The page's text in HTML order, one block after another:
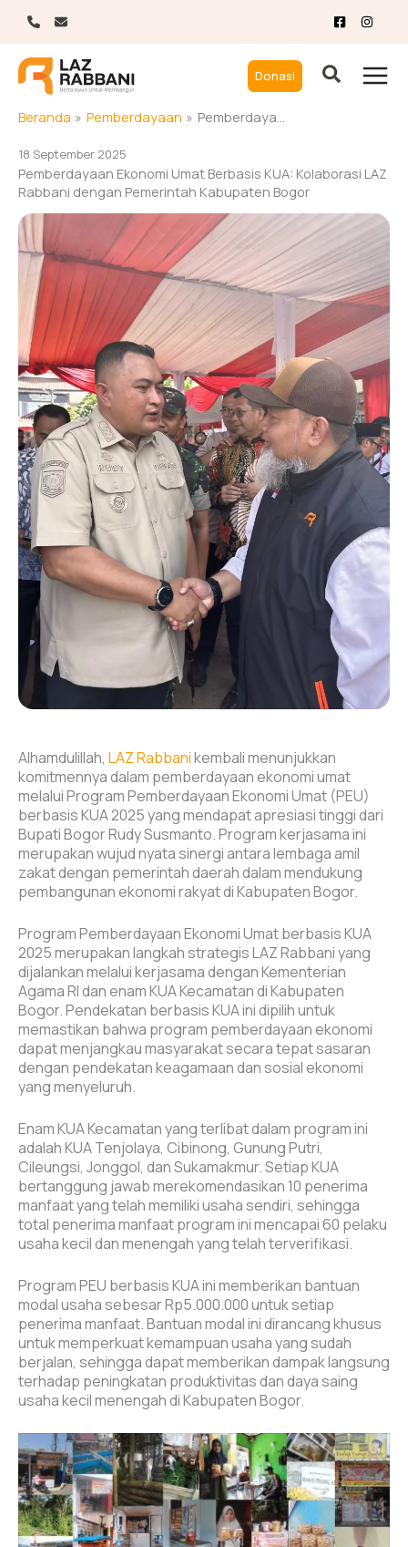
Donasi
Beranda Pemberdayaan Pemberdayaan Ekonomi Umat Berbasis KUA: Kolaborasi LAZ Rabbani dengan Pemerintah Kabupaten Bogor
18 September 2025
Pemberdayaan Ekonomi Umat Berbasis KUA: Kolaborasi LAZ
Rabbani dengan Pemerintah Kabupaten Bogor
Alhamdulillah, LAZ Rabbanikembali menunjukkan
komitmennya dalam pemberdayaan ekonomi umat
melalui Program Pemberdayaan Ekonomi Umat (PEU)
berbasis KUA 2025 yang mendapat apresiasi tinggi dari
Bupati Bogor Rudy Susmanto. Program kerjasama ini
merupakan wujud nyata sinergi antara lembaga amil
zakat dengan pemerintah daerah dalam mendukung
pembangunan ekonomi rakyat di Kabupaten Bogor.
Program Pemberdayaan Ekonomi Umat berbasis KUA
2025 merupakan langkah strategis LAZ Rabbani yang
dijalankan melalui kerjasama dengan Kementerian
Agama RI dan enam KUA Kecamatan di Kabupaten
Bogor. Pendekatan berbasis KUA ini dipilih untuk
memastikan bahwa program pemberdayaan ekonomi
dapat menjangkau masyarakat secara tepat sasaran
dengan pendekatan keagamaan dan sosial ekonomi
yang menyeluruh.
Enam KUA Kecamatan yang terlibat dalam program ini
adalah KUA Tenjolaya, Cibinong, Gunung Putri,
Cileungsi, Jonggol, dan Sukamakmur. Setiap KUA
bertanggung jawab merekomendasikan 10 penerima
manfaat yang telah memiliki usaha sendiri, sehingga
total penerima manfaat program ini mencapai 60 pelaku
usaha kecil dan menengah yang telah terverifikasi.
Program PEU berbasis KUA ini memberikan bantuan
modal usaha sebesar Rp5.000.000 untuk setiap
penerima manfaat. Bantuan modal ini dirancang khusus
untuk memperkuat kemampuan usaha yang sudah
berjalan, sehingga dapat memberikan dampak langsung
terhadap peningkatan produktivitas dan daya saing
usaha kecil menengah di Kabupaten Bogor.